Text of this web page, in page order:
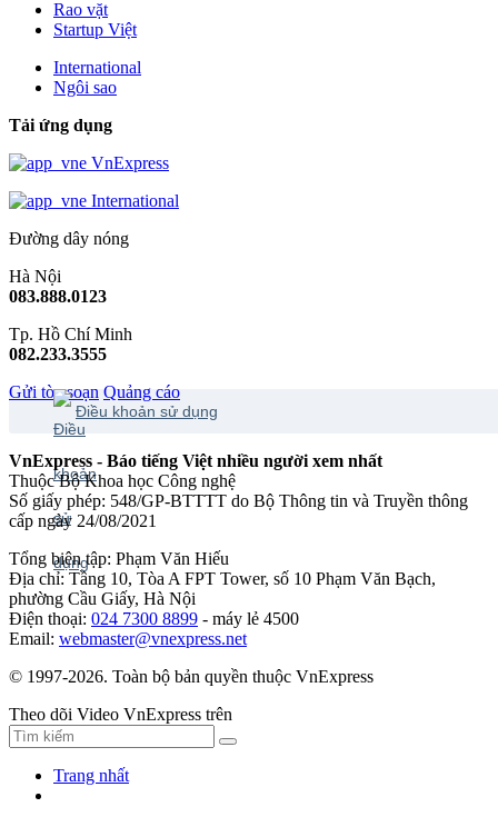
Rao vặt
Startup Việt
International
Ngôi sao
Tải ứng dụng
VnExpress
International
Đường dây nóng
Hà Nội
083.888.0123
Tp. Hồ Chí Minh
082.233.3555
Gửi tòa soạn Quảng cáo
Điều khoản sử dụng
VnExpress - Báo tiếng Việt nhiều người xem nhất
Thuộc Bộ Khoa học Công nghệ
Số giấy phép: 548/GP-BTTTT do Bộ Thông tin và Truyền thông
cấp ngày 24/08/2021
Tổng biên tập: Phạm Văn Hiếu
Địa chỉ: Tầng 10, Tòa A FPT Tower, số 10 Phạm Văn Bạch,
phường Cầu Giấy, Hà Nội
Điện thoại: 024 7300 8899 - máy lẻ 4500
Email: webmaster@vnexpress.net
© 1997-2026. Toàn bộ bản quyền thuộc VnExpress
Theo dõi Video VnExpress trên
Trang nhất